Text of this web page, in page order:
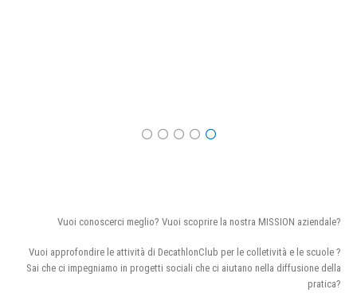
Vuoi conoscerci meglio? Vuoi scoprire la nostra MISSION aziendale?
Vuoi approfondire le attività di DecathlonClub per le colletività e le scuole ?
Sai che ci impegniamo in progetti sociali che ci aiutano nella diffusione della
pratica?